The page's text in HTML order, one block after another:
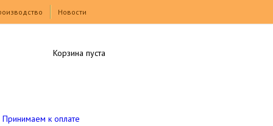
Новости
Принимаем к оплате
Корзина пуста